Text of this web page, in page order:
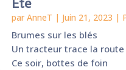
Été
parAnneT | Juin 21, 2023 |
Brumes sur les blés
Un tracteur trace la route
Ce soir, bottes de foin